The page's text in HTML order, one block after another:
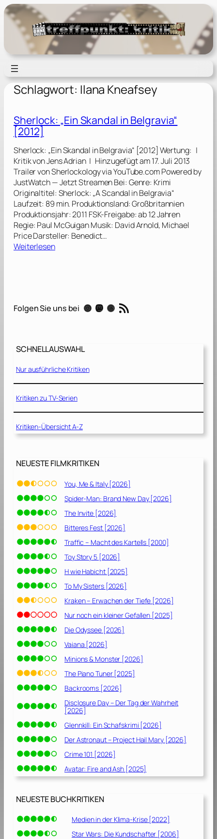
Zum
Inhalt
springen
Schlagwort: Ilana Kneafsey
Sherlock: „Ein Skandal in Belgravia“
[2012]
Sherlock: „Ein Skandal in Belgravia“ [2012] Wertung: |
Kritik von Jens Adrian | Hinzugefügt am 17. Juli 2013
Trailer von Sherlockology via YouTube.com Powered by
JustWatch — Jetzt Streamen Bei: Genre: Krimi
Originaltitel: Sherlock: „A Scandal in Belgravia“
Laufzeit: 89 min. Produktionsland: Großbritannien
Produktionsjahr: 2011 FSK-Freigabe: ab 12 Jahren
Regie: Paul McGuigan Musik: David Arnold, Michael
Price Darsteller: Benedict…
Weiterlesen:
o
„
i
n
S
n
d
l
n
e
l
g
a
v
i
a
“
[
2
0
1
2
Folgen Sie uns bei Instagram Mastodon Threads RSS-Feed
SCHNELLAUSWAHL
Nur ausführliche Kritiken
Kritiken zu TV-Serien
Kritiken-Übersicht A-Z
NEUESTE FILMKRITIKEN
You, Me & Italy [2026]
Spider-Man: Brand New Day [2026]
The Invite [2026]
Bitteres Fest [2026]
Traffic – Macht des Kartells [2000]
Toy Story 5 [2026]
H wie Habicht [2025]
To My Sisters [2026]
Kraken – Erwachen der Tiefe [2026]
Nur noch ein kleiner Gefallen [2025]
Die Odyssee [2026]
Vaiana [2026]
Minions & Monster [2026]
The Piano Tuner [2025]
Backrooms [2026]
Disclosure Day – Der Tag der Wahrheit
[2026]
Glennkill: Ein Schafskrimi [2026]
Der Astronaut – Project Hail Mary [2026]
Crime 101 [2026]
Avatar: Fire and Ash [2025]
NEUESTE BUCHKRITIKEN
Medien in der Klima-Krise [2022]
Star Wars: Die Kundschafter [2006]